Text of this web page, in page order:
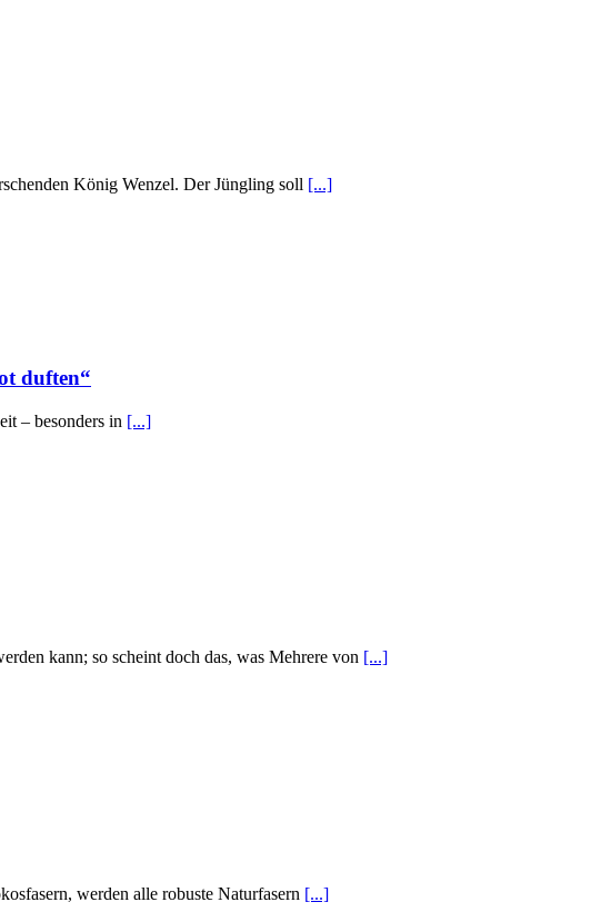
König Wenzel. Der Jüngling soll [...]
duften“
– besonders in [...]
kann; so scheint doch das, was Mehrere von [...]
werden alle robuste Naturfasern [...]